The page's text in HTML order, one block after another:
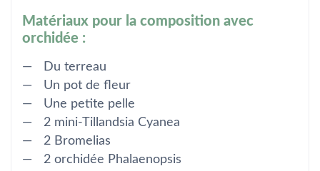
Matériaux pour la composition avec
orchidée :
Du terreau
Un pot de fleur
Une petite pelle
2 mini-Tillandsia Cyanea
2 Bromelias
2 orchidée Phalaenopsis